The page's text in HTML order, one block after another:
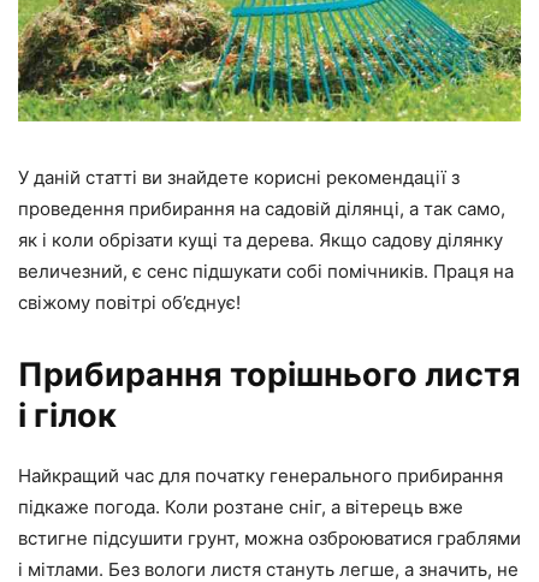
У даній статті ви знайдете корисні рекомендації з
проведення прибирання на садовій ділянці, а так само,
як і коли обрізати кущі та дерева. Якщо садову ділянку
величезний, є сенс підшукати собі помічників. Праця на
свіжому повітрі об’єднує!
Прибирання торішнього листя
і гілок
Найкращий час для початку генерального прибирання
підкаже погода. Коли розтане сніг, а вітерець вже
встигне підсушити грунт, можна озброюватися граблями
і мітлами. Без вологи листя стануть легше, а значить, не